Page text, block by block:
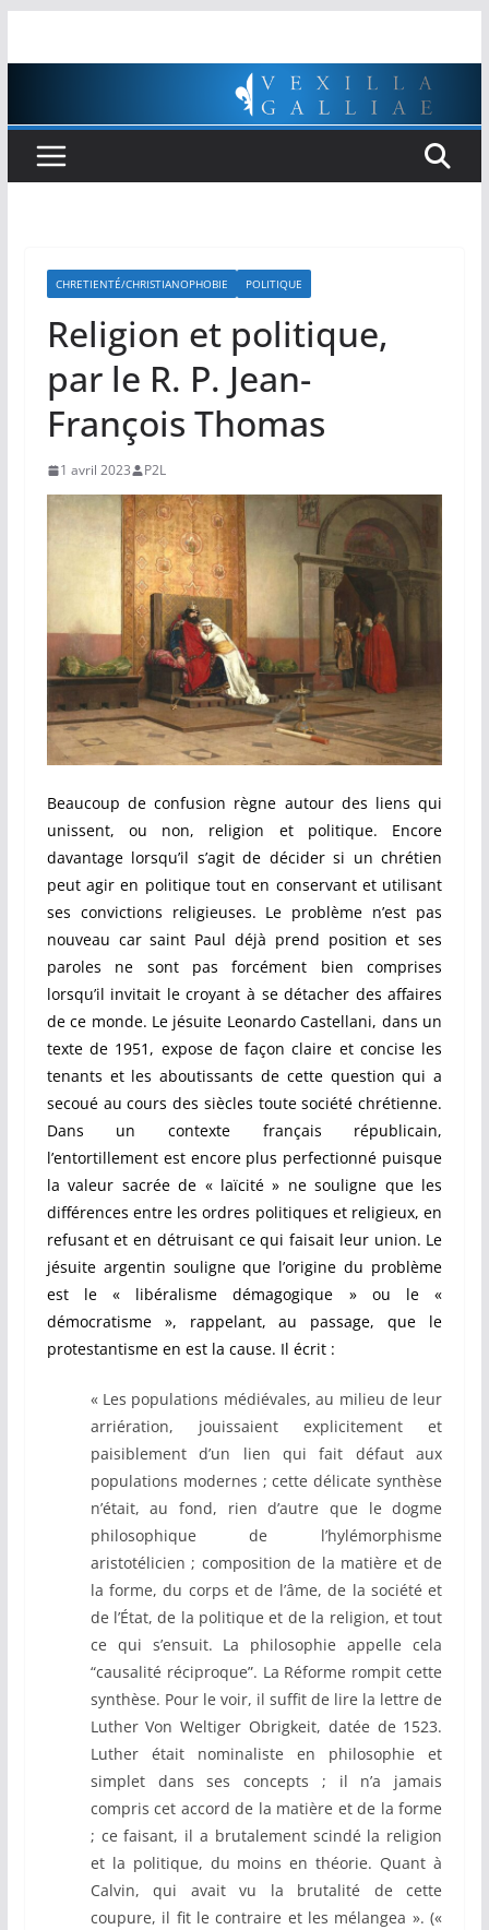
CHRETIENTÉ/CHRISTIANOPHOBIE POLITIQUE
Religion et politique,
par le R. P. Jean-
François Thomas
1 avril 2023 P2L
Beaucoup de confusion règne autour des liens qui
unissent, ou non, religion et politique. Encore
davantage lorsqu’il s’agit de décider si un chrétien
peut agir en politique tout en conservant et utilisant
ses convictions religieuses. Le problème n’est pas
nouveau car saint Paul déjà prend position et ses
paroles ne sont pas forcément bien comprises
lorsqu’il invitait le croyant à se détacher des affaires
de ce monde. Le jésuite Leonardo Castellani, dans un
texte de 1951, expose de façon claire et concise les
tenants et les aboutissants de cette question qui a
secoué au cours des siècles toute société chrétienne.
Dans un contexte français républicain,
l’entortillement est encore plus perfectionné puisque
la valeur sacrée de « laïcité » ne souligne que les
différences entre les ordres politiques et religieux, en
refusant et en détruisant ce qui faisait leur union. Le
jésuite argentin souligne que l’origine du problème
est le « libéralisme démagogique » ou le «
démocratisme », rappelant, au passage, que le
protestantisme en est la cause. Il écrit :
« Les populations médiévales, au milieu de leur
arriération, jouissaient explicitement et
paisiblement d’un lien qui fait défaut aux
populations modernes ; cette délicate synthèse
n’était, au fond, rien d’autre que le dogme
philosophique de l’hylémorphisme
aristotélicien ; composition de la matière et de
la forme, du corps et de l’âme, de la société et
de l’État, de la politique et de la religion, et tout
ce qui s’ensuit. La philosophie appelle cela
“causalité réciproque”. La Réforme rompit cette
synthèse. Pour le voir, il suffit de lire la lettre de
Luther Von Weltiger Obrigkeit, datée de 1523.
Luther était nominaliste en philosophie et
simplet dans ses concepts ; il n’a jamais
compris cet accord de la matière et de la forme
; ce faisant, il a brutalement scindé la religion
et la politique, du moins en théorie. Quant à
Calvin, qui avait vu la brutalité de cette
coupure, il fit le contraire et les mélangea ». («